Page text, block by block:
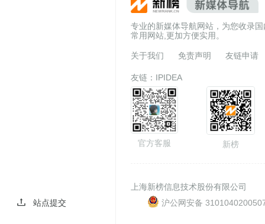
站点提交
专业的新媒体导航网站，为您收录
常用网站,更加方便实用。
关于我们 免责声明 友链申请
友链： IPIDEA
官方客服 新榜
上海新榜信息技术股份有限公司
沪公网安备